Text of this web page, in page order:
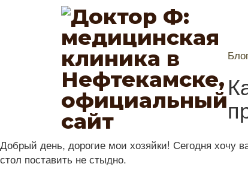
Добрый день, дорогие мои хозяйки! Сегодня хочу
стол поставить не стыдно.